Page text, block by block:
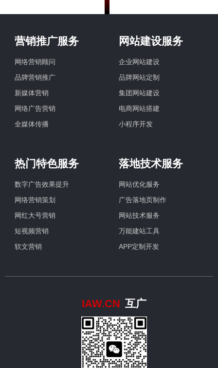
营销推广服务
网络营销顾问
品牌营销推广
新媒体营销
网络广告营销
全媒体传播
网站建设服务
企业网站建设
品牌网站定制
集团网站建设
电商网站搭建
小程序开发
热门特色服务
数字广告效果提升
网络营销策划
网红大号营销
短视频营销
软文营销
落地技术服务
网站优化服务
广告落地页制作
网站技术服务
万能建站工具
APP定制开发
IAW.CN 互广